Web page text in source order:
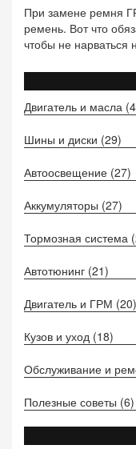
При замене ремня
ремень. Вот что
чтобы не нарваться
Двигатель и масла
Шины и диски (29)
Автоосвещение (27)
Аккумуляторы (27)
Тормозная система
Автотюнинг (21)
Двигатель и ГРМ (20)
Кузов и уход (18)
Обслуживание и
Полезные советы (6)